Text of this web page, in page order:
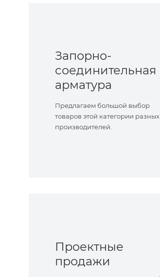
Запорно-
соединительная
арматура
Предлагаем большой выбор
товаров этой категории разных
производителей.
Проектные
продажи